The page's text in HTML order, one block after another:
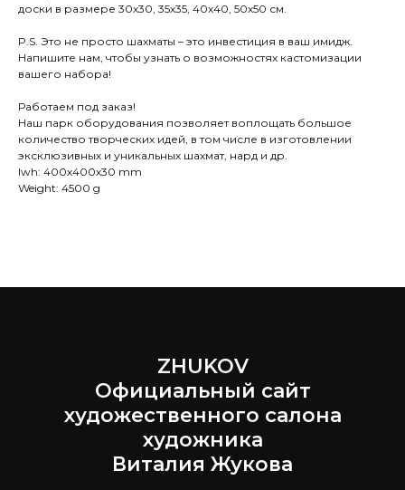
доски в размере 30х30, 35х35, 40х40, 50х50 см.
P.S. Это не просто шахматы – это инвестиция в ваш имидж.
Напишите нам, чтобы узнать о возможностях кастомизации
вашего набора!
Работаем под заказ!
Наш парк оборудования позволяет воплощать большое
количество творческих идей, в том числе в изготовлении
эксклюзивных и уникальных шахмат, нард и др.
lwh: 400x400x30 mm
Weight: 4500 g
ZHUKOV
Официальный сайт
художественного салона
художника
Виталия Жукова